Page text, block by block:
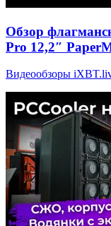
Обзор
Pro 12,2″
Видеообзоры